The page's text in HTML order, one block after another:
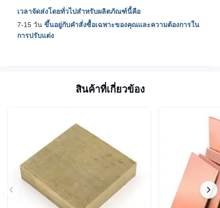
เวลาจัดส่งโดยทั่วไปสำหรับผลิตภัณฑ์นี้คือ
7-15 วัน ขึ้นอยู่กับคำสั่งซื้อเฉพาะของคุณและความต้องการใน
การปรับแต่ง
สินค้าที่เกี่ยวข้อง